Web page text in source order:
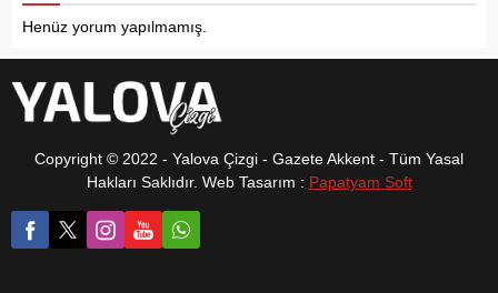
Henüz yorum yapılmamış.
Copyright © 2022 - Yalova Çizgi - Gazete Akkent - Tüm Yasal
Hakları Saklıdır. Web Tasarım : Papatyam Soft